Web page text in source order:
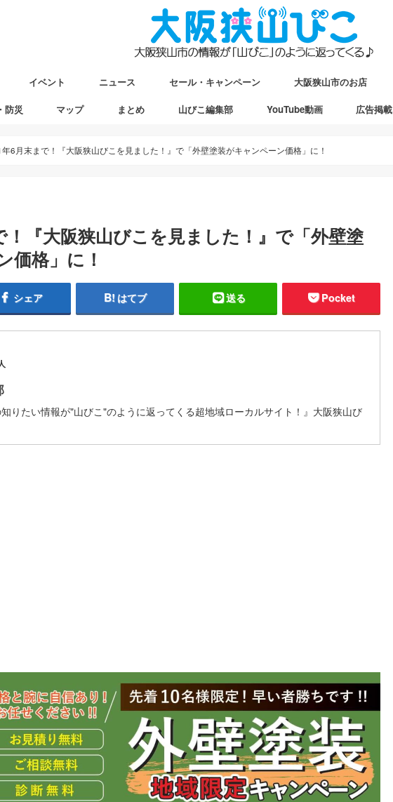
イベント ニュース セール・キャンペーン 大阪狭山市のお店
防災 マップ まとめ 山びこ編集部 YouTube動画 広告掲載
6月末まで！『大阪狭山びこを見ました！』で「外壁塗装がキャンペーン価格」に！
！『大阪狭山びこを見ました！』で「外壁塗
価格」に！
シェア はてブ 送る Pocket
知りたい情報が"山びこ"のように返ってくる超地域ローカルサイト！』大阪狭山び